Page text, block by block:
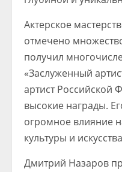
Актерское
отмечено
получил
«Заслуженный
артист Российской
высокие награды.
огромное влияние
культуры и
Дмитрий Назаров